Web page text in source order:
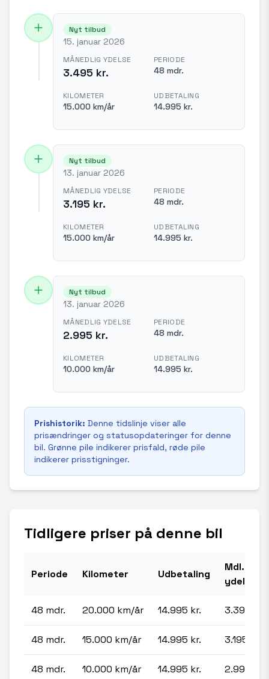
Nyt tilbud
15. januar 2026
MÅNEDLIG YDELSE
3.495 kr.
PERIODE
48 mdr.
KILOMETER
15.000 km/år
UDBETALING
14.995 kr.
Nyt tilbud
13. januar 2026
MÅNEDLIG YDELSE
3.195 kr.
PERIODE
48 mdr.
KILOMETER
15.000 km/år
UDBETALING
14.995 kr.
Nyt tilbud
13. januar 2026
MÅNEDLIG YDELSE
2.995 kr.
PERIODE
48 mdr.
KILOMETER
10.000 km/år
UDBETALING
14.995 kr.
Prishistorik: Denne tidslinje viser alle
prisændringer og statusopdateringer for denne
bil. Grønne pile indikerer prisfald, røde pile
indikerer prisstigninger.
Tidligere priser på denne bil
Periode Kilometer Udbetaling
Mdl.
ydelse
48 mdr. 20.000 km/år 14.995 kr. 3.395 kr.
48 mdr. 15.000 km/år 14.995 kr. 3.195 kr.
48 mdr. 10.000 km/år 14.995 kr. 2.995 kr.